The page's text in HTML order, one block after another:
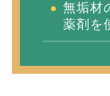
無垢材
薬剤を